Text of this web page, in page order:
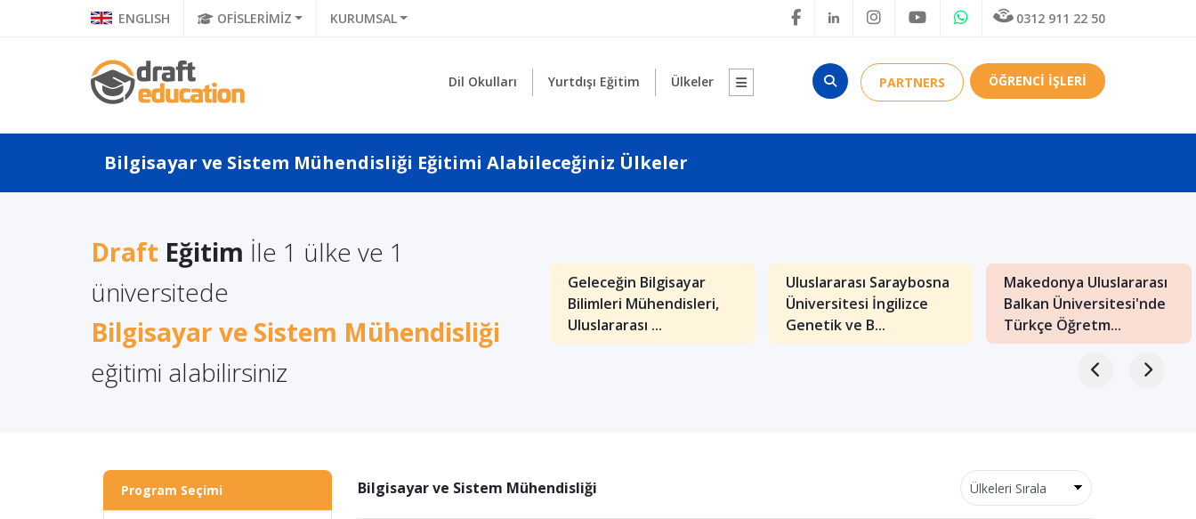
ENGLISH OFİSLERİMİZ KURUMSAL 0312 911 22 50
Dil Okulları Yurtdışı Eğitim Ülkeler PARTNERS ÖĞRENCİ İŞLERİ
Bilgisayar ve Sistem Mühendisliği Eğitimi Alabileceğiniz Ülkeler
Draft Eğitim İle 1 ülke ve 1
üniversitede
Bilgisayar ve Sistem Mühendisliği
eğitimi alabilirsiniz
Uluslararası Balkan
Üniversitesi İngilizce
Öğretmenliği...
Mühendisliği Yü...
Geleceğin Bilgisayar
Bilimleri Mühendisleri,
Uluslararası ...
Uluslararası Saraybosna
Üniversitesi İngilizce
Genetik ve B...
Makedonya Uluslararası
Balkan Üniversitesi'nde
Türkçe Öğretm...
Program Seçimi Bilgisayar ve Sistem Mühendisliği